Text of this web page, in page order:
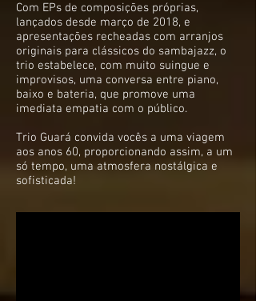
Com EPs de composições próprias,
lançados desde março de 2018, e
apresentações recheadas com arranjos
originais para clássicos do sambajazz, o
trio estabelece, com muito suingue e
improvisos, uma conversa entre piano,
baixo e bateria, que promove uma
imediata empatia com o público.
Trio Guará convida vocês a uma viagem
aos anos 60, proporcionando assim, a um
só tempo, uma atmosfera nostálgica e
sofisticada!